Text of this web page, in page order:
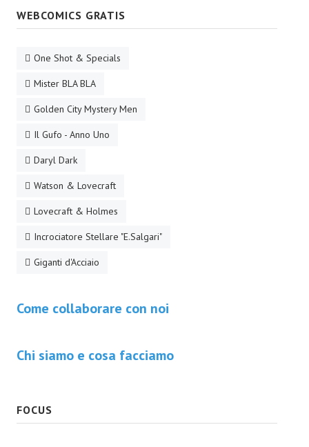
WEBCOMICS GRATIS
One Shot & Specials
Mister BLA BLA
Golden City Mystery Men
Il Gufo - Anno Uno
Daryl Dark
Watson & Lovecraft
Lovecraft & Holmes
Incrociatore Stellare "E.Salgari"
Giganti d'Acciaio
Come collaborare con noi
Chi siamo e cosa facciamo
FOCUS